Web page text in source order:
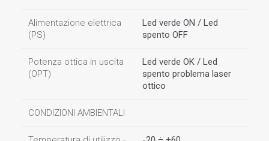
Alimentazione elettrica
(PS)
Led verde ON / Led
spento OFF
Potenza ottica in uscita
(OPT)
Led verde OK / Led
spento problema laser
ottico
CONDIZIONI AMBIENTALI